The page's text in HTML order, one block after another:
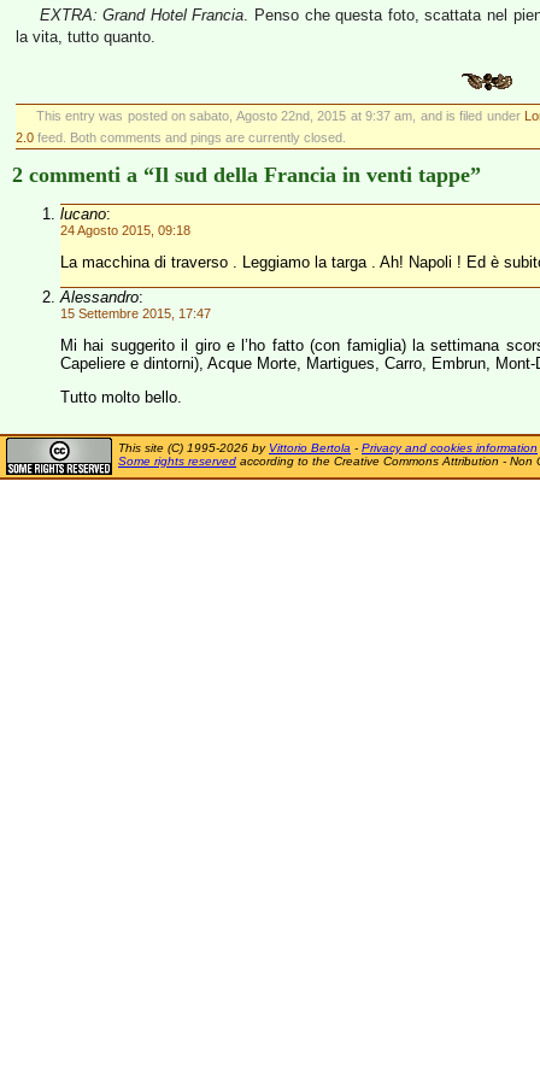
EXTRA: Grand Hotel Francia. Penso che questa foto, scattata nel
la vita, tutto quanto.
This entry was posted on sabato, Agosto 22nd, 2015 at 9:37 am, and is filed under
2.0 feed. Both comments and pings are currently closed.
2 commenti a “Il sud della Francia in venti tappe”
lucano:
24 Agosto 2015, 09:18
La macchina di traverso . Leggiamo la targa . Ah! Napoli ! Ed è
Alessandro:
15 Settembre 2015, 17:47
Mi hai suggerito il giro e l’ho fatto (con famiglia) la settimana
Capeliere e dintorni), Acque Morte, Martigues, Carro, Embrun, Mont-
Tutto molto bello.
This site (C) 1995-2026 by Vittorio Bertola - Privacy and cookies information
Some rights reserved according to the Creative Commons Attribution - Non